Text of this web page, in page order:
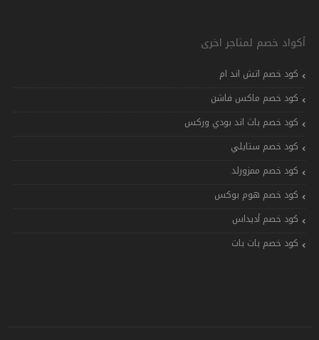
أكواد خصم لمتاجر اخرى
كود خصم اتش اند ام
كود خصم ماكس فاشن
كود خصم باث اند بودي وركس
كود خصم ستايلي
كود خصم ممزورلد
كود خصم هوم بوكس
كود خصم أديداس
كود خصم بات بات